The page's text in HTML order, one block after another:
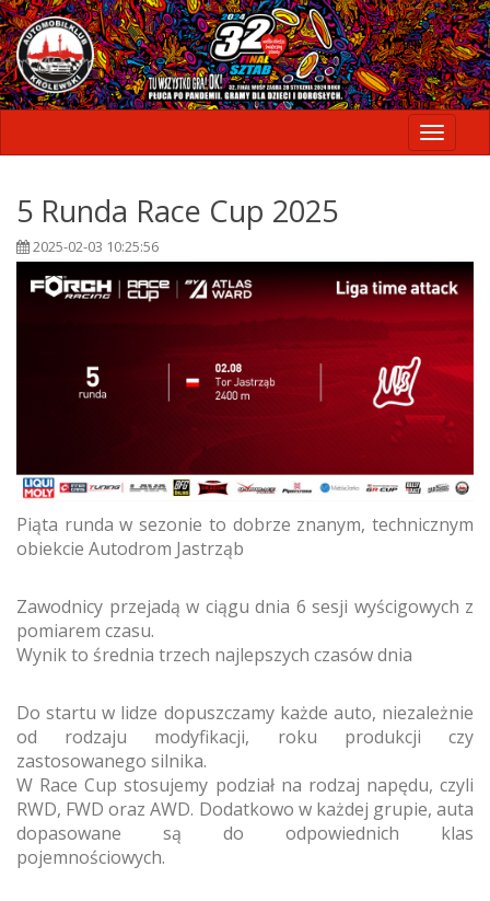
Toggle
5 Runda Race Cup 2025
2025-02-03 10:25:56
Piąta runda w sezonie to dobrze znanym, technicznym
obiekcie Autodrom Jastrząb
Zawodnicy przejadą w ciągu dnia 6 sesji wyścigowych z
pomiarem czasu.
Wynik to średnia trzech najlepszych czasów dnia
Do startu w lidze dopuszczamy każde auto, niezależnie
od rodzaju modyfikacji, roku produkcji czy
zastosowanego silnika.
W Race Cup stosujemy podział na rodzaj napędu, czyli
RWD, FWD oraz AWD. Dodatkowo w każdej grupie, auta
dopasowane są do odpowiednich klas
pojemnościowych.